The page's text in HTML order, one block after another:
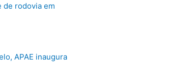
de rodovia em
APAE inaugura